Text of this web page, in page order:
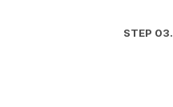
STEP 03.